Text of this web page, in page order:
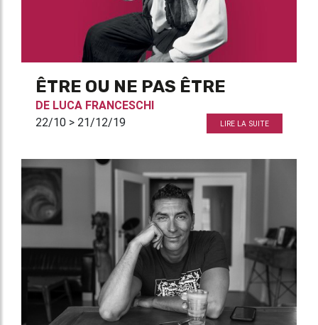
ÊTRE OU NE PAS ÊTRE
DE LUCA FRANCESCHI
22/10 > 21/12/19
LIRE LA SUITE